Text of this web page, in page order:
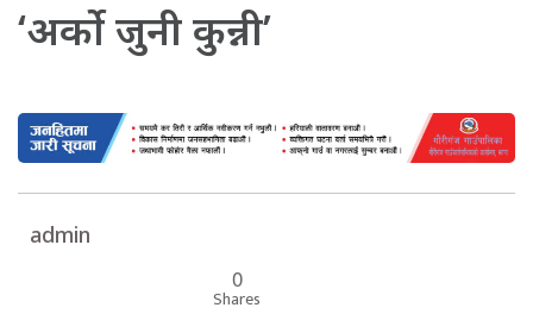
‘अर्को जुनी कुन्नी’
admin
0
Shares